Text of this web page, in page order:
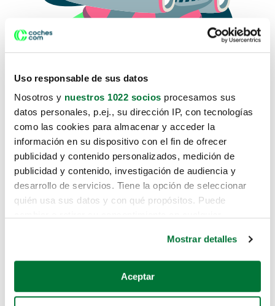
Uso responsable de sus datos
Nosotros y nuestros 1022 socios procesamos sus
datos personales, p.ej., su dirección IP, con tecnologías
como las cookies para almacenar y acceder la
información en su dispositivo con el fin de ofrecer
publicidad y contenido personalizados, medición de
publicidad y contenido, investigación de audiencia y
desarrollo de servicios. Tiene la opción de seleccionar
quién usa sus datos y con qué propósitos. Puede
Si lo permite, también quisiéramos:
Recopilar información sobre su ubicación geográfica
Mostrar detalles
Aceptar
Lo sentimos, no sabemos como
te hemos traido hasta aquí.
Pero puedes encontrar el coche que estás
buscando en alguno de estos enlaces:
Coches de segunda mano
Coches de km0